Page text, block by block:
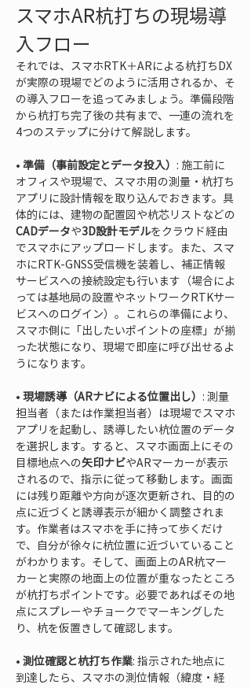
スマホAR杭打ちの現場導
入フロー
それでは、スマホRTK＋ARによる杭打ちDX
が実際の現場でどのように活用されるか、そ
の導入フローを追ってみましょう。準備段階
から杭打ち完了後の共有まで、一連の流れを
4つのステップに分けて解説します。
• 準備（事前設定とデータ投入） : 施工前に
オフィスや現場で、スマホ用の測量・杭打ち
アプリに設計情報を取り込んでおきます。具
体的には、建物の配置図や杭芯リストなどの
CADデータや3D設計モデルをクラウド経由
でスマホにアップロードします。また、スマ
ホにRTK-GNSS受信機を装着し、補正情報
サービスへの接続設定も行います（場合によ
っては基地局の設置やネットワークRTKサー
ビスへのログイン）。これらの準備により、
スマホ側に「出したいポイントの座標」が揃
った状態になり、現場で即座に呼び出せるよ
• 現場誘導（ARナビによる位置出し） : 測量
担当者（または作業担当者）は現場でスマホ
アプリを起動し、誘導したい杭位置のデータ
を選択します。すると、スマホ画面上にその
目標地点への矢印ナビやARマーカーが表示
されるので、指示に従って移動します。画面
には残り距離や方向が逐次更新され、目的の
点に近づくと誘導表示が細かく調整されま
す。作業者はスマホを手に持って歩くだけ
で、自分が徐々に杭位置に近づいていること
がわかります。そして、画面上のAR杭マー
カーと実際の地面上の位置が重なったところ
が杭打ちポイントです。必要であればその地
点にスプレーやチョークでマーキングした
• 測位確認と杭打ち作業: 指示された地点に
到達したら、スマホの測位情報（緯度・経